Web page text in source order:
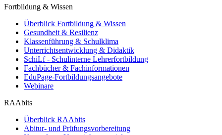
Fortbildung & Wissen
Überblick Fortbildung & Wissen
Gesundheit & Resilienz
Klassenführung & Schulklima
Unterrichtsentwicklung & Didaktik
SchiLf - Schulinterne Lehrerfortbildung
Fachbücher & Fachinformationen
EduPage-Fortbildungsangebote
Webinare
RAAbits
Überblick RAAbits
Abitur- und Prüfungsvorbereitung